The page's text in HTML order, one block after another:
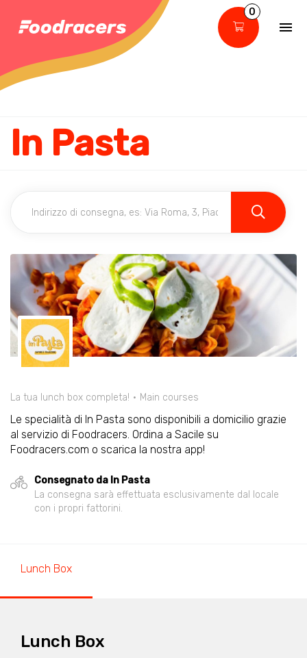
0
In Pasta
La tua lunch box completa! Main courses
Le specialità di In Pasta sono disponibili a domicilio grazie
al servizio di Foodracers. Ordina a Sacile su
Foodracers.com o scarica la nostra app!
Consegnato da In Pasta
La consegna sarà effettuata esclusivamente dal locale
con i propri fattorini.
Lunch Box
Lunch Box